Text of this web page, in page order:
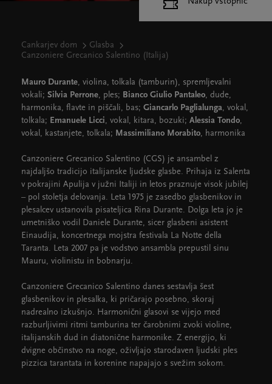
Cankarjev dom
Glasba
Canzoniere Grecanico Salentino (Italija)
Mauro Durante, violina, tolkala (tamburin), spremljevalni
vokali; Silvia Perrone, ples; Bianco Giulio Pantaleo, dude,
harmonika, flavte in piščali, bas; Giancarlo Paglialunga, vokal,
tolkala; Emanuele Licci, vokal, kitara, bozuki; Alessia Tondo,
vokal, kastanjete, tolkala; Massimiliano Morabito, harmonika
Canzoniere Grecanico Salentino (CGS) je ansambel z
najdaljšo tradicijo italijanske ljudske glasbe. Prihaja iz Salenta
v pokrajini Apulija v južni Italiji in letos praznuje visok jubilej
– pol stoletja delovanja. Leta 1975 je zasedbo glasbenikov in
plesalcev ustanovila pisateljica Rina Durante. Dolga leta jo je
umetniško vodil Daniele Durante, sicer glasbeni asistent
Einaudija, koncertnega mojstra festivala La Notte della
Taranta. Leta 2007 pa je vodstvo ansambla prepustil sinu
Mauru, violinistu in bobnarju.
Canzoniere Grecanico Salentino danes sestavlja šest
glasbenikov in plesalka, ki pričarajo posebno, skoraj
nadrealno izkušnjo. Harmonični glasovi se vijejo med
razburljivimi ritmi tamburina ter čarobnimi zvoki violine,
italijanskih dud in diatonične harmonike. Z energijo, ki
dvigne občinstvo na noge, oživljajo starodaven ljudski ples
pizzica tarantata in korenine napajajo s svežim sokom.